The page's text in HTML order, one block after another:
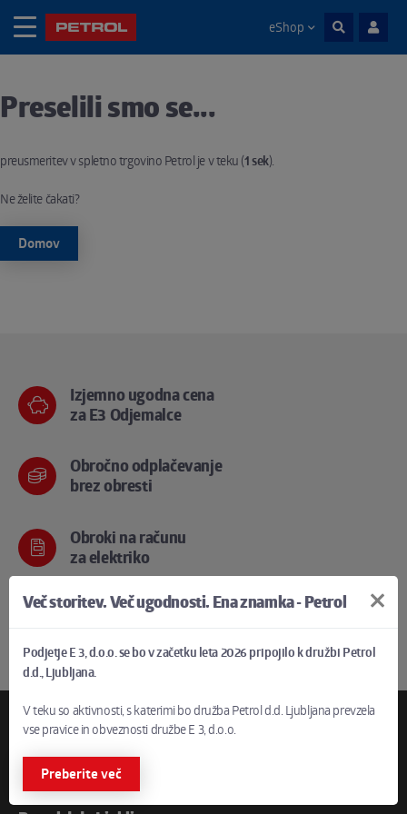
Skoči na vsebino eShop
Preselili smo se...
preusmeritev v spletno trgovino Petrol je v teku (1sek).
Ne želite čakati?
Domov
Izjemno ugodna cena
za E3 Odjemalce
Obročno odplačevanje
brez obresti
Obroki na računu
za elektriko
Brezskrben in
Več storitev. Več ugodnosti. Ena znamka - Petrol
Podjetje E 3, d.o.o. se bo v začetku leta 2026 pripojilo k družbi Petrol
d.d., Ljubljana.
V teku so aktivnosti, s katerimi bo družba Petrol d.d. Ljubljana prevzela
vse pravice in obveznosti družbe E 3, d.o.o.
Preberite več
Noga strani